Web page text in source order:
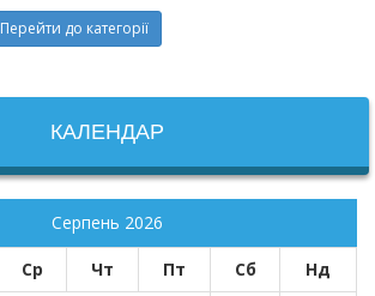
Перейти до категорії
КАЛЕНДАР
Серпень 2026
Ср Чт Пт Сб Нд